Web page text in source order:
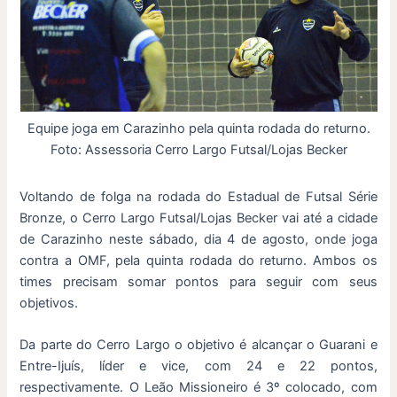
Equipe joga em Carazinho pela quinta rodada do returno.
Foto: Assessoria Cerro Largo Futsal/Lojas Becker
Voltando de folga na rodada do Estadual de Futsal Série
Bronze, o Cerro Largo Futsal/Lojas Becker vai até a cidade
de Carazinho neste sábado, dia 4 de agosto, onde joga
contra a OMF, pela quinta rodada do returno. Ambos os
times precisam somar pontos para seguir com seus
objetivos.
Da parte do Cerro Largo o objetivo é alcançar o Guarani e
Entre-Ijuís, líder e vice, com 24 e 22 pontos,
respectivamente. O Leão Missioneiro é 3º colocado, com